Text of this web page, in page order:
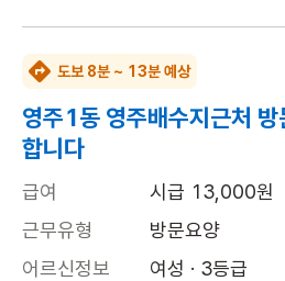
도보 8분 ~ 13분 예상
영주1동 영주배수지근처
합니다
급여
시급 13,000원
근무유형
방문요양
어르신정보
여성 · 3등급